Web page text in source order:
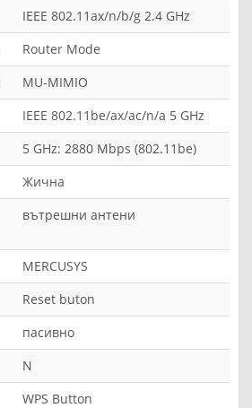
IEEE 802.11ax/n/b/g 2.4 GHz
Router Mode
MU-MIMIO
IEEE 802.11be/ax/ac/n/a 5 GHz
5 GHz: 2880 Mbps (802.11be)
Жична
вътрешни антени
MERCUSYS
Reset buton
пасивно
N
WPS Button